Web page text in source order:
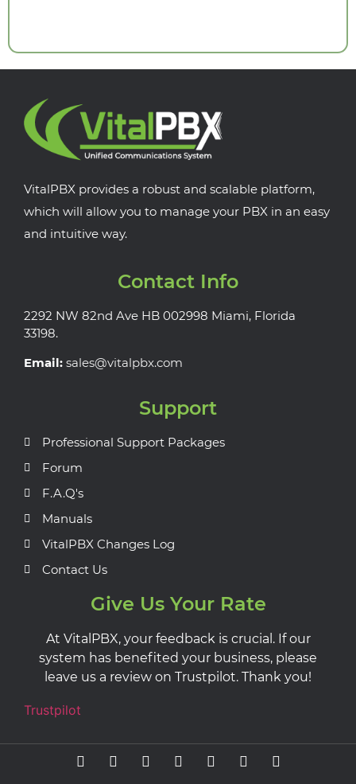
VitalPBX provides a robust and scalable platform,
which will allow you to manage your PBX in an easy
and intuitive way.
Contact Info
2292 NW 82nd Ave HB 002998 Miami, Florida
33198.
Email: sales@vitalpbx.com
Support
Professional Support Packages
Forum
F.A.Q's
Manuals
VitalPBX Changes Log
Contact Us
Give Us Your Rate
At VitalPBX, your feedback is crucial. If our
system has benefited your business, please
leave us a review on Trustpilot. Thank you!
Trustpilot